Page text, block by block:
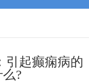
引起癫痫病的
?